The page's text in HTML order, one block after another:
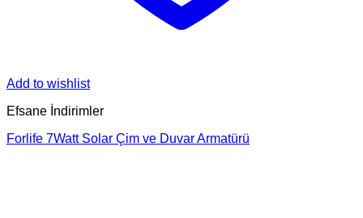
Add to wishlist
Efsane İndirimler
Forlife 7Watt Solar Çim ve Duvar Armatürü